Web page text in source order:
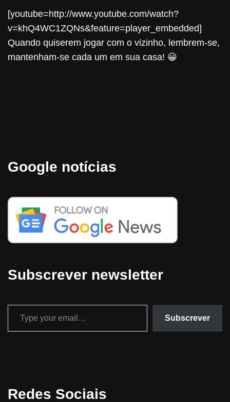
[youtube=http://www.youtube.com/watch?
v=khQ4WC1ZQNs&feature=player_embedded]
Quando quiserem jogar com o vizinho, lembrem-se,
mantenham-se cada um em sua casa! 😀
Google notícias
Subscrever newsletter
Subscrever
Redes Sociais